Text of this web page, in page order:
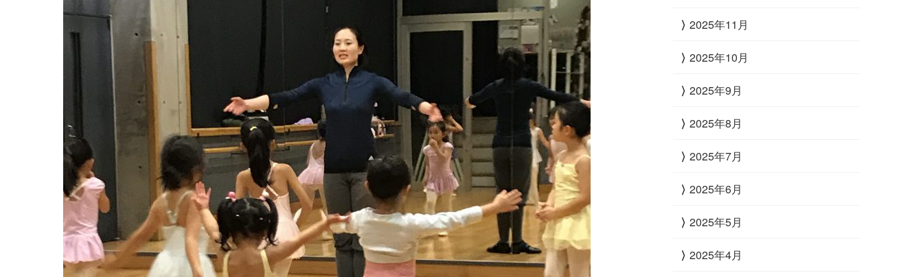
2025年11月
2025年10月
2025年9月
2025年8月
2025年7月
2025年6月
2025年5月
2025年4月